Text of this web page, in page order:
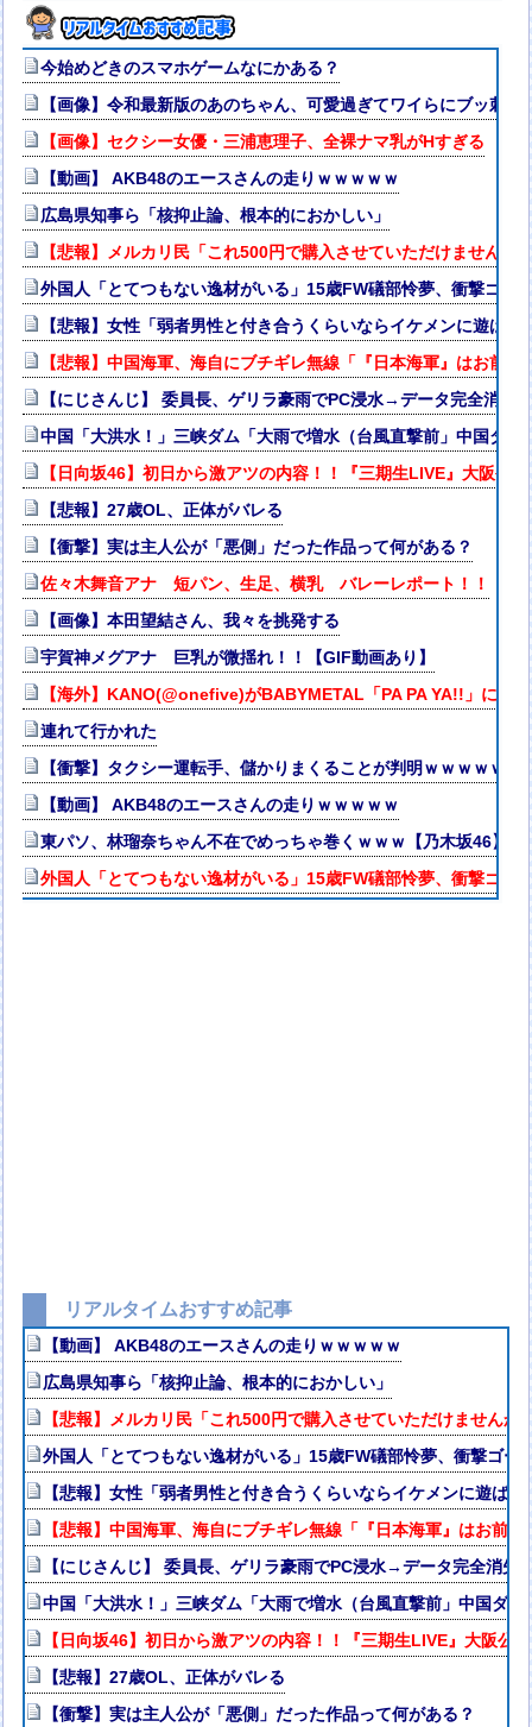
今始めどきのスマホゲームなにかある？
【画像】令和最新版のあのちゃん、可愛過ぎてワイらにブッ刺
【画像】セクシー女優・三浦恵理子、全裸ナマ乳がHすぎる
【動画】 AKB48のエースさんの走りｗｗｗｗｗ
広島県知事ら「核抑止論、根本的におかしい」
【悲報】メルカリ民「これ500円で購入させていただけませんか
外国人「とてつもない逸材がいる」15歳FW礒部怜夢、衝撃ゴー
【悲報】女性「弱者男性と付き合うくらいならイケメンに遊ば
【悲報】中国海軍、海自にブチギレ無線「『日本海軍』はお前
【にじさんじ】 委員長、ゲリラ豪雨でPC浸水→データ完全消失
中国「大洪水！」三峡ダム「大雨で増水（台風直撃前」中国ダ
【日向坂46】初日から激アツの内容！！『三期生LIVE』大阪公
【悲報】27歳OL、正体がバレる
【衝撃】実は主人公が「悪側」だった作品って何がある？
佐々木舞音アナ 短パン、生足、横乳 バレーレポート！！
【画像】本田望結さん、我々を挑発する
宇賀神メグアナ 巨乳が微揺れ！！【GIF動画あり】
【海外】KANO(@onefive)がBABYMETAL「PA PA YA!!」に合
連れて行かれた
【衝撃】タクシー運転手、儲かりまくることが判明ｗｗｗｗｗ
【動画】 AKB48のエースさんの走りｗｗｗｗｗ
東パソ、林瑠奈ちゃん不在でめっちゃ巻くｗｗｗ【乃木坂46】
外国人「とてつもない逸材がいる」15歳FW礒部怜夢、衝撃ゴー
リアルタイムおすすめ記事
【動画】 AKB48のエースさんの走りｗｗｗｗｗ
広島県知事ら「核抑止論、根本的におかしい」
【悲報】メルカリ民「これ500円で購入させていただけません
外国人「とてつもない逸材がいる」15歳FW礒部怜夢、衝撃ゴ
【悲報】女性「弱者男性と付き合うくらいならイケメンに遊ば
【悲報】中国海軍、海自にブチギレ無線「『日本海軍』はお前
【にじさんじ】 委員長、ゲリラ豪雨でPC浸水→データ完全消
中国「大洪水！」三峡ダム「大雨で増水（台風直撃前」中国ダ
【日向坂46】初日から激アツの内容！！『三期生LIVE』大阪公
【悲報】27歳OL、正体がバレる
【衝撃】実は主人公が「悪側」だった作品って何がある？